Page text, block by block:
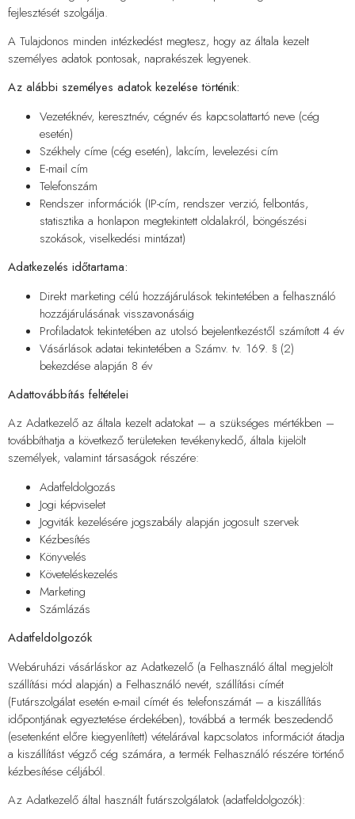
fejlesztését szolgálja.
A Tulajdonos minden intézkedést megtesz, hogy az általa kezelt
személyes adatok pontosak, naprakészek legyenek.
Az alábbi személyes adatok kezelése történik:
Vezetéknév, keresztnév, cégnév és kapcsolattartó neve (cég
esetén)
Székhely címe (cég esetén), lakcím, levelezési cím
E-mail cím
Telefonszám
Rendszer információk (IP-cím, rendszer verzió, felbontás,
statisztika a honlapon megtekintett oldalakról, böngészési
szokások, viselkedési mintázat)
Adatkezelés időtartama:
Direkt marketing célú hozzájárulások tekintetében a felhasználó
hozzájárulásának visszavonásáig
Profiladatok tekintetében az utolsó bejelentkezéstől számított 4 év
Vásárlások adatai tekintetében a Számv. tv. 169. § (2)
bekezdése alapján 8 év
Adattovábbítás feltételei
Az Adatkezelő az általa kezelt adatokat – a szükséges mértékben –
továbbíthatja a következő területeken tevékenykedő, általa kijelölt
személyek, valamint társaságok részére:
Adatfeldolgozás
Jogi képviselet
Jogviták kezelésére jogszabály alapján jogosult szervek
Kézbesítés
Könyvelés
Követeléskezelés
Marketing
Számlázás
Adatfeldolgozók
Webáruházi vásárláskor az Adatkezelő (a Felhasználó által megjelölt
szállítási mód alapján) a Felhasználó nevét, szállítási címét
(Futárszolgálat esetén e-mail címét és telefonszámát – a kiszállítás
időpontjának egyeztetése érdekében), továbbá a termék beszedendő
(esetenként előre kiegyenlített) vételárával kapcsolatos információt átadja
a kiszállítást végző cég számára, a termék Felhasználó részére történő
kézbesítése céljából.
Az Adatkezelő által használt futárszolgálatok (adatfeldolgozók):